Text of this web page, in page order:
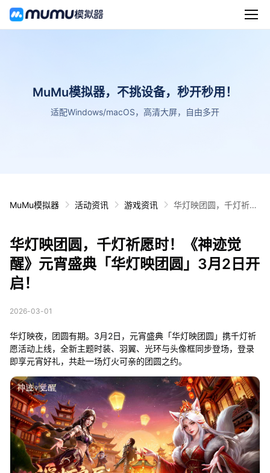
MuMu模拟器，不挑设备，秒开秒用！
适配Windows/macOS，高清大屏，自由多开
MuMu模拟器 活动资讯 游戏资讯
华灯映团圆，千灯祈愿
月2日开启！
华灯映团圆，千灯祈愿时！《神迹觉
醒》元宵盛典「华灯映团圆」3月2日开
启！
2026-03-01
华灯映夜，团圆有期。3月2日，元宵盛典「华灯映团圆」携千灯祈
愿活动上线，全新主题时装、羽翼、光环与头像框同步登场，登录
即享元宵好礼，共赴一场灯火可亲的团圆之约。